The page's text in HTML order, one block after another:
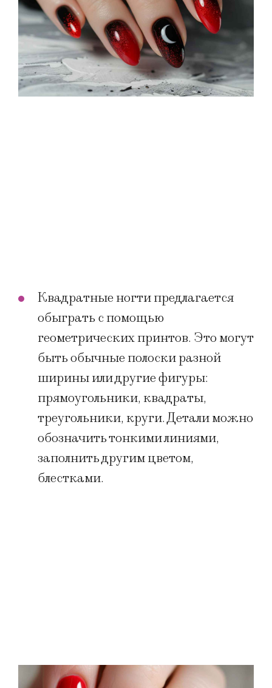
Квадратные ногти предлагается
обыграть с помощью
геометрических принтов. Это могут
быть обычные полоски разной
ширины или другие фигуры:
прямоугольники, квадраты,
треугольники, круги. Детали можно
обозначить тонкими линиями,
заполнить другим цветом,
блестками.